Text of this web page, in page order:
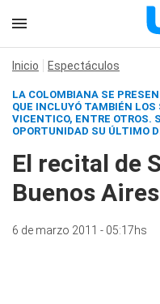
Inicio Espectáculos
LA COLOMBIANA SE
QUE INCLUYÓ TAMBIÉN
VICENTICO, ENTRE OTROS.
OPORTUNIDAD SU ÚLTIMO
El recital de
Buenos Aires
6 de marzo 2011 - 05:17hs